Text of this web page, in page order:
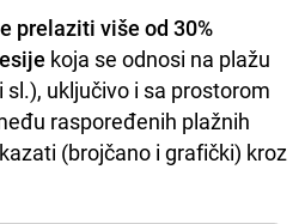
prelaziti više od 30%
koja se odnosi na plažu
uključivo i sa prostorom
raspoređenih plažnih
(brojčano i grafički) kroz